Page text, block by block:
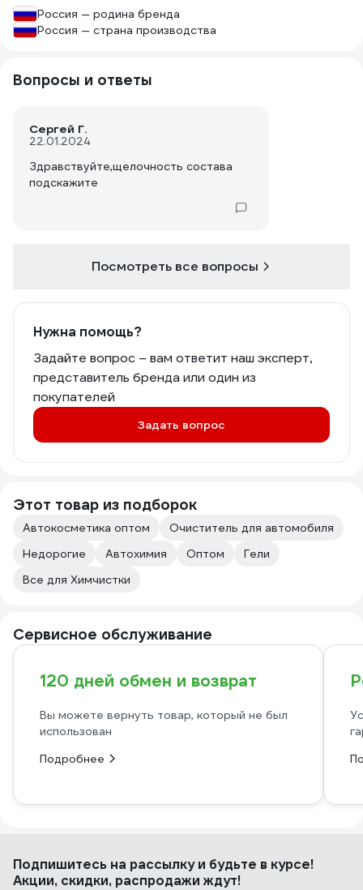
Россия — родина бренда
Россия — страна производства
Вопросы и ответы
Сергей Г.
22.01.2024
Здравствуйте,щелочность состава
подскажите
Посмотреть все вопросы
Нужна помощь?
Задайте вопрос – вам ответит наш эксперт,
представитель бренда или один из
покупателей
Задать вопрос
Этот товар из подборок
Автокосметика оптом
Очиститель для автомобиля
Недорогие
Автохимия Оптом
Гели
Все для Химчистки
Сервисное обслуживание
120 дней обмен и возврат
Вы можете вернуть товар, который не был
использован
Подробнее
Подпишитесь на рассылкуи будьте в курсе!
Акции, скидки, распродажи ждут!